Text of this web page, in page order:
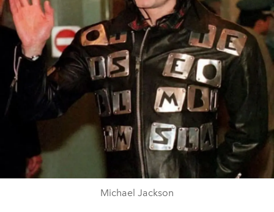
Michael Jackson